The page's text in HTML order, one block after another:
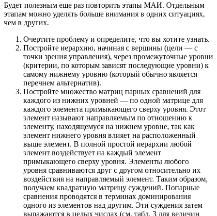
Будет полезным еще раз повторить этапы МАИ. Отдельным
этапам можно уделять больше внимания в одних ситуациях,
чем в других.
Очертите проблему и определите, что вы хотите узнать.
Постройте иерархию, начиная с вершины (цели — с
точки зрения управления), через промежуточные уровни
(критерии, по которым зависят последующие уровни) к
самому нижнему уровню (который обычно является
перечнем альтернатив).
Постройте множество матриц парных сравнений для
каждого из нижних уровней — по одной матрице для
каждого элемента примыкающего сверху уровня. Этот
элемент называют направляемым по отношению к
элементу, находящемуся на нижнем уровне, так как
элемент нижнего уровня влияет на расположенный
выше элемент. В полной простой иерархии любой
элемент воздействует на каждый элемент
примыкающего сверху уровня. Элементы любого
уровня сравниваются друг с другом относительно их
воздействия на направляемый элемент. Таким образом,
получаем квадратную матрицу суждений. Попарные
сравнения проводятся в терминах доминирования
одного из элементов над другим. Эти суждения затем
выражаются в целых числах (см. табл. 3 для величин